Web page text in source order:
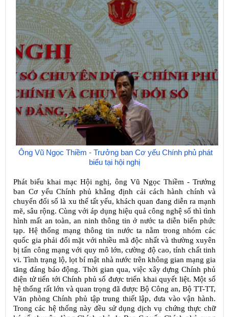
Ông Vũ Ngọc Thiềm - Trưởng ban Cơ yếu Chính phủ phát
biểu tại hội nghị
Phát biểu khai mạc Hội nghị, ông Vũ Ngọc Thiềm - Trưởng
ban Cơ yếu Chính phủ khẳng định cải cách hành chính và
chuyển đổi số là xu thế tất yếu, khách quan đang diễn ra mạnh
mẽ, sâu rộng. Cùng với áp dụng hiệu quả công nghệ số thì tình
hình mất an toàn, an ninh thông tin ở nước ta diễn biến phức
tạp. Hệ thống mạng thông tin nước ta nằm trong nhóm các
quốc gia phải đối mặt với nhiều mã độc nhất và thường xuyên
bị tấn công mạng với quy mô lớn, cường độ cao, tính chất tinh
vi. Tình trạng lộ, lọt bí mật nhà nước trên không gian mạng gia
tăng đáng báo động.Thời gian qua, việc xây dựng Chính phủ
điện tử tiến tới Chính phủ số được triển khai quyết liệt. Một số
hệ thống rất lớn và quan trọng đã được Bộ Công an, Bộ TT-TT,
Văn phòng Chính phủ tập trung thiết lập, đưa vào vận hành.
Trong các hệ thống này đều sử dụng dịch vụ chứng thực chữ